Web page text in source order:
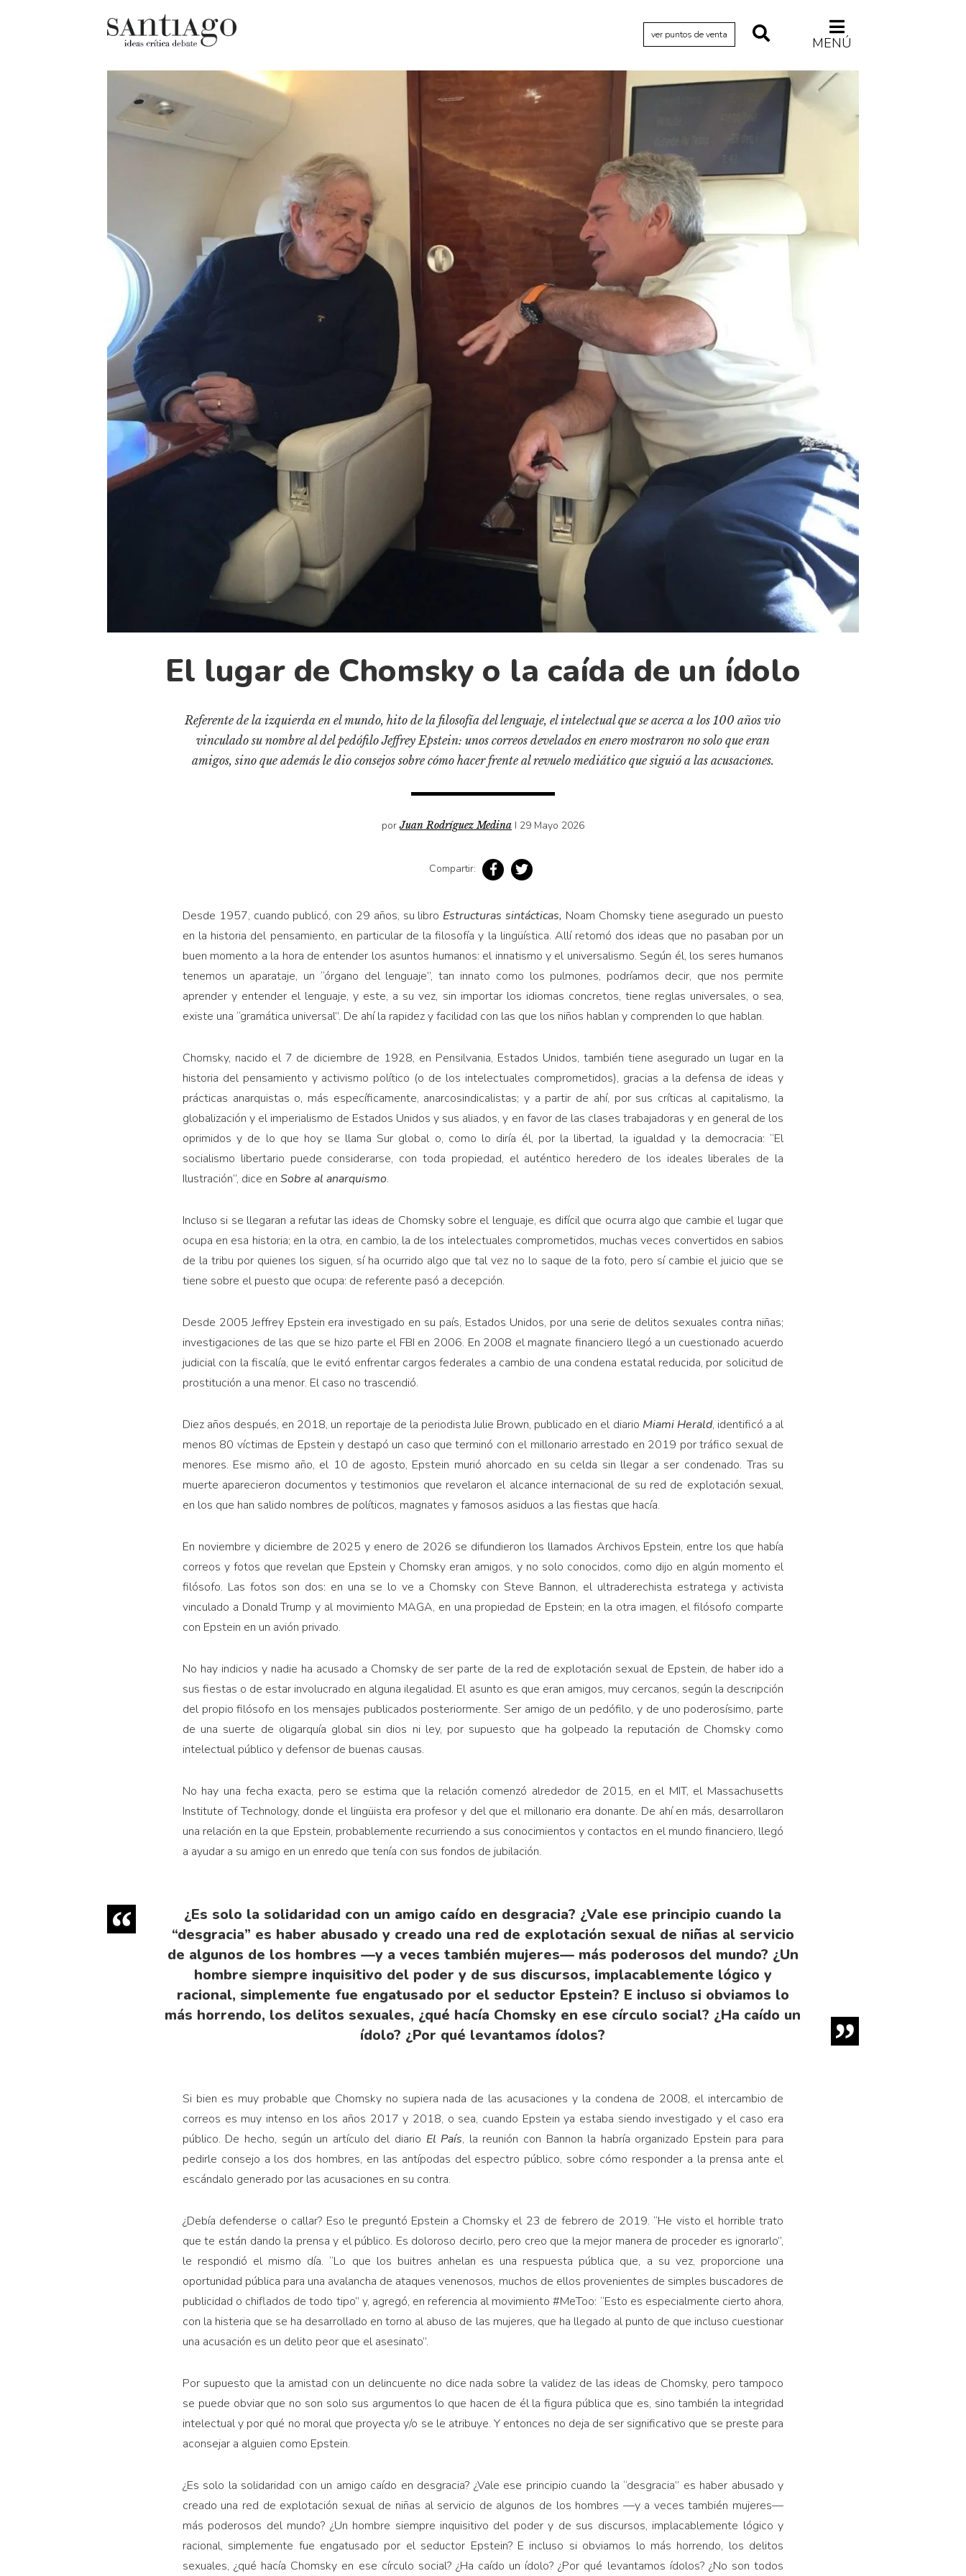
ver puntos de venta MENÚ
Actualidad
Cine y televisión
Ciudad
Cómics
Críticas
Diccionario portátil de la literatura
chilena
Documentos
Fragmentos
Gran reserva
Historia
Historia material de los libros
Libros
Libros usados
Medioambiente
Narrativas visuales
Pensamiento
Personaje
Personajes secundarios
Política
Relecturas
Sociedad
Turismo accidental
Vidas paralelas
Voces y lecturas
El lugar de Chomsky o la caída de un ídolo
Referente de la izquierda en el mundo, hito de la filosofía del lenguaje, el intelectual que se acerca a los 100 años vio
vinculado su nombre al del pedófilo Jeffrey Epstein: unos correos develados en enero mostraron no solo que eran
amigos, sino que además le dio consejos sobre cómo hacer frente al revuelo mediático que siguió a las acusaciones.
porJuan Rodríguez Medina I 29 Mayo 2026
Compartir:
Desde 1957, cuando publicó, con 29 años, su libro Estructuras sintácticas, Noam Chomsky tiene asegurado un puesto
en la historia del pensamiento, en particular de la filosofía y la lingüística. Allí retomó dos ideas que no pasaban por un
buen momento a la hora de entender los asuntos humanos: el innatismo y el universalismo. Según él, los seres humanos
tenemos un aparataje, un “órgano del lenguaje”, tan innato como los pulmones, podríamos decir, que nos permite
aprender y entender el lenguaje, y este, a su vez, sin importar los idiomas concretos, tiene reglas universales, o sea,
existe una “gramática universal”. De ahí la rapidez y facilidad con las que los niños hablan y comprenden lo que hablan.
Chomsky, nacido el 7 de diciembre de 1928, en Pensilvania, Estados Unidos, también tiene asegurado un lugar en la
historia del pensamiento y activismo político (o de los intelectuales comprometidos), gracias a la defensa de ideas y
prácticas anarquistas o, más específicamente, anarcosindicalistas; y a partir de ahí, por sus críticas al capitalismo, la
globalización y el imperialismo de Estados Unidos y sus aliados, y en favor de las clases trabajadoras y en general de los
oprimidos y de lo que hoy se llama Sur global o, como lo diría él, por la libertad, la igualdad y la democracia: “El
socialismo libertario puede considerarse, con toda propiedad, el auténtico heredero de los ideales liberales de la
Ilustración”, dice en Sobre al anarquismo.
Incluso si se llegaran a refutar las ideas de Chomsky sobre el lenguaje, es difícil que ocurra algo que cambie el lugar que
ocupa en esa historia; en la otra, en cambio, la de los intelectuales comprometidos, muchas veces convertidos en sabios
de la tribu por quienes los siguen, sí ha ocurrido algo que tal vez no lo saque de la foto, pero sí cambie el juicio que se
tiene sobre el puesto que ocupa: de referente pasó a decepción.
Desde 2005 Jeffrey Epstein era investigado en su país, Estados Unidos, por una serie de delitos sexuales contra niñas;
investigaciones de las que se hizo parte el FBI en 2006. En 2008 el magnate financiero llegó a un cuestionado acuerdo
judicial con la fiscalía, que le evitó enfrentar cargos federales a cambio de una condena estatal reducida, por solicitud de
prostitución a una menor. El caso no trascendió.
Diez años después, en 2018, un reportaje de la periodista Julie Brown, publicado en el diario Miami Herald, identificó a al
menos 80 víctimas de Epstein y destapó un caso que terminó con el millonario arrestado en 2019 por tráfico sexual de
menores. Ese mismo año, el 10 de agosto, Epstein murió ahorcado en su celda sin llegar a ser condenado. Tras su
muerte aparecieron documentos y testimonios que revelaron el alcance internacional de su red de explotación sexual,
en los que han salido nombres de políticos, magnates y famosos asiduos a las fiestas que hacía.
En noviembre y diciembre de 2025 y enero de 2026 se difundieron los llamados Archivos Epstein, entre los que había
correos y fotos que revelan que Epstein y Chomsky eran amigos, y no solo conocidos, como dijo en algún momento el
filósofo. Las fotos son dos: en una se lo ve a Chomsky con Steve Bannon, el ultraderechista estratega y activista
vinculado a Donald Trump y al movimiento MAGA, en una propiedad de Epstein; en la otra imagen, el filósofo comparte
con Epstein en un avión privado.
No hay indicios y nadie ha acusado a Chomsky de ser parte de la red de explotación sexual de Epstein, de haber ido a
sus fiestas o de estar involucrado en alguna ilegalidad. El asunto es que eran amigos, muy cercanos, según la descripción
del propio filósofo en los mensajes publicados posteriormente. Ser amigo de un pedófilo, y de uno poderosísimo, parte
de una suerte de oligarquía global sin dios ni ley, por supuesto que ha golpeado la reputación de Chomsky como
intelectual público y defensor de buenas causas.
No hay una fecha exacta, pero se estima que la relación comenzó alrededor de 2015, en el MIT, el Massachusetts
Institute of Technology, donde el lingüista era profesor y del que el millonario era donante. De ahí en más, desarrollaron
una relación en la que Epstein, probablemente recurriendo a sus conocimientos y contactos en el mundo financiero, llegó
a ayudar a su amigo en un enredo que tenía con sus fondos de jubilación.
¿Es solo la solidaridad con un amigo caído en desgracia? ¿Vale ese principio cuando la
“desgracia” es haber abusado y creado una red de explotación sexual de niñas al servicio
de algunos de los hombres —y a veces también mujeres— más poderosos del mundo? ¿Un
hombre siempre inquisitivo del poder y de sus discursos, implacablemente lógico y
racional, simplemente fue engatusado por el seductor Epstein? E incluso si obviamos lo
más horrendo, los delitos sexuales, ¿qué hacía Chomsky en ese círculo social? ¿Ha caído un
ídolo? ¿Por qué levantamos ídolos?
Si bien es muy probable que Chomsky no supiera nada de las acusaciones y la condena de 2008, el intercambio de
correos es muy intenso en los años 2017 y 2018, o sea, cuando Epstein ya estaba siendo investigado y el caso era
público. De hecho, según un artículo del diario El País, la reunión con Bannon la habría organizado Epstein para para
pedirle consejo a los dos hombres, en las antípodas del espectro público, sobre cómo responder a la prensa ante el
escándalo generado por las acusaciones en su contra.
¿Debía defenderse o callar? Eso le preguntó Epstein a Chomsky el 23 de febrero de 2019. “He visto el horrible trato
que te están dando la prensa y el público. Es doloroso decirlo, pero creo que la mejor manera de proceder es ignorarlo”,
le respondió el mismo día. “Lo que los buitres anhelan es una respuesta pública que, a su vez, proporcione una
oportunidad pública para una avalancha de ataques venenosos, muchos de ellos provenientes de simples buscadores de
publicidad o chiflados de todo tipo” y, agregó, en referencia al movimiento #MeToo: “Esto es especialmente cierto ahora,
con la histeria que se ha desarrollado en torno al abuso de las mujeres, que ha llegado al punto de que incluso cuestionar
una acusación es un delito peor que el asesinato”.
Por supuesto que la amistad con un delincuente no dice nada sobre la validez de las ideas de Chomsky, pero tampoco
se puede obviar que no son solo sus argumentos lo que hacen de él la figura pública que es, sino también la integridad
intelectual y por qué no moral que proyecta y/o se le atribuye. Y entonces no deja de ser significativo que se preste para
aconsejar a alguien como Epstein.
¿Es solo la solidaridad con un amigo caído en desgracia? ¿Vale ese principio cuando la “desgracia” es haber abusado y
creado una red de explotación sexual de niñas al servicio de algunos de los hombres —y a veces también mujeres—
más poderosos del mundo? ¿Un hombre siempre inquisitivo del poder y de sus discursos, implacablemente lógico y
racional, simplemente fue engatusado por el seductor Epstein? E incluso si obviamos lo más horrendo, los delitos
sexuales, ¿qué hacía Chomsky en ese círculo social? ¿Ha caído un ídolo? ¿Por qué levantamos ídolos? ¿No son todos